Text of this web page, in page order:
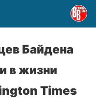
Байдена
в жизни
Times